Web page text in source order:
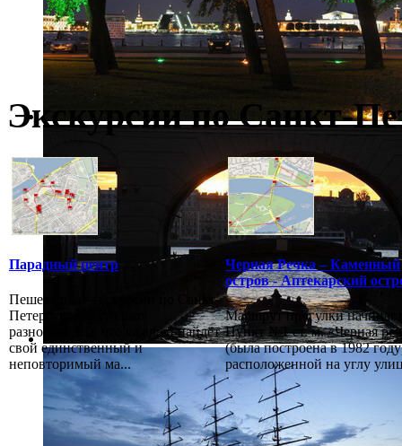
Экскурсии по Санкт-
Парадный центр
Пешеходные экскурсии по Санкт-
Петербургу настолько
разнообразны, что каждый найдёт
свой единственный и
неповторимый ма...
Черная Речка – Каменный
остров - Аптекарский
Маршрут прогулки
Пункт №1 ст. м. «Черная
(была построена в 1982
расположенной на углу